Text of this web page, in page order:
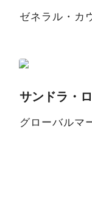
ゼネラル・カ
サンドラ・
グローバルマ